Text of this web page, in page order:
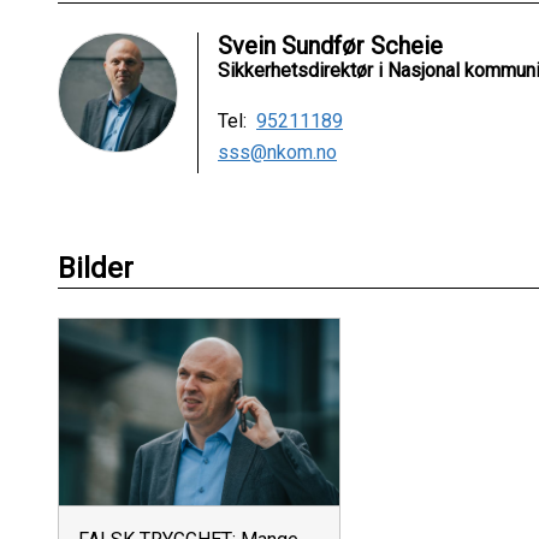
Svein Sundfør Scheie
Sikkerhetsdirektør i Nasjonal
Tel: 95211189
sss@nkom.no
Bilder